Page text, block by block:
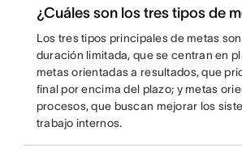
¿Cuáles son los tres tipos de
Los tres tipos principales de metas
duración limitada, que se centran en
metas orientadas a resultados, que
final por encima del plazo; y metas
procesos, que buscan mejorar los
trabajo internos.